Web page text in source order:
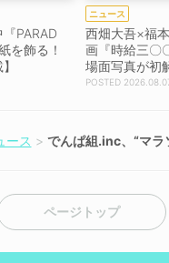
PARAD
を飾る！
ニュース
西畑大吾×福
画『時給三〇
場面写真が初
ース
でんぱ組.inc、“マラ
ページトップ